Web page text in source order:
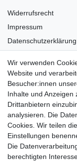
Widerrufsrecht
Impressum
Datenschutzerklärung
Barrierefreiheit
Anleitungen
Vertrag widerrufen
PARTNER
DHL
Wir verwenden
Website und
Besucher:innen
Inhalte und Anzeigen
Drittanbietern
analysieren. Die
Cookies. Wir teilen
Einstellungen
Die
berechtigten